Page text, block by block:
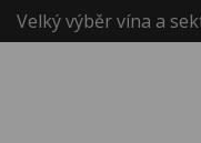
Velký výběr vína a